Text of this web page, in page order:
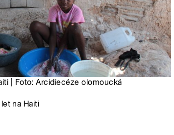
| Foto: Arcidiecéze olomoucká
na Haiti